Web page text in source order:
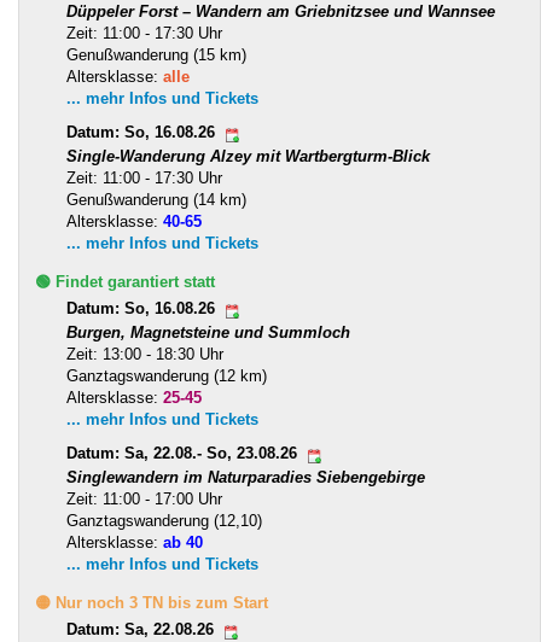
Düppeler Forst – Wandern am Griebnitzsee und Wannsee
Zeit: 11:00 - 17:30 Uhr
Genußwanderung (15 km)
Altersklasse: alle
... mehr Infos und Tickets
Datum: So, 16.08.26
Single-Wanderung Alzey mit Wartbergturm-Blick
Zeit: 11:00 - 17:30 Uhr
Genußwanderung (14 km)
Altersklasse: 40-65
... mehr Infos und Tickets
🟢 Findet garantiert statt
Datum: So, 16.08.26
Burgen, Magnetsteine und Summloch
Zeit: 13:00 - 18:30 Uhr
Ganztagswanderung (12 km)
Altersklasse: 25-45
... mehr Infos und Tickets
Datum: Sa, 22.08.- So, 23.08.26
Singlewandern im Naturparadies Siebengebirge
Zeit: 11:00 - 17:00 Uhr
Ganztagswanderung (12,10)
Altersklasse: ab 40
... mehr Infos und Tickets
🟡 Nur noch 3 TN bis zum Start
Datum: Sa, 22.08.26